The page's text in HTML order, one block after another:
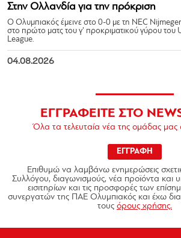
Στην Ολλανδία για την πρόκριση
Ο Ολυμπιακός έμεινε στο 0-0 με τη NEC
στο πρώτο ματς του γ’ προκριματικού γύρου του
League.
04.08.2026
ΕΓΓΡΑΦΕΙΤΕ ΣΤΟ
Όλα τα τελευταία νέα της ομάδας
ΕΓΓΡΑΦΗ
Επιθυμώ να λαμβάνω ενημερώσεις
Συλλόγου, διαγωνισμούς, νέα προϊόντα και
εισιτηρίων και τις προσφορές των
συνεργατών της ΠΑΕ Ολυμπιακός και έχω
τους όρους χρήσης.